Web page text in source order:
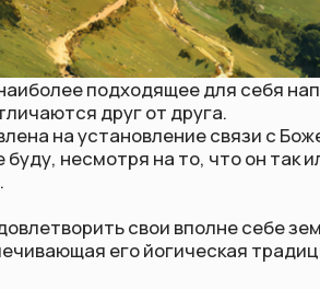
для себя направление
друг от друга.
связи с Божественным
на то, что он так или иначе
свои вполне себе земные запросы.
его йогическая традиция или стиль.
йоги, тогда
с телом — вашим логическим